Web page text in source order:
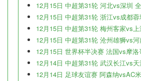
12月15日 中超第31轮 河北vs深圳
12月15日 中超第31轮 浙江vs成都
12月15日 世界杯半决赛 法国vs摩
12月14日 足球友谊赛 阿森纳vsAC